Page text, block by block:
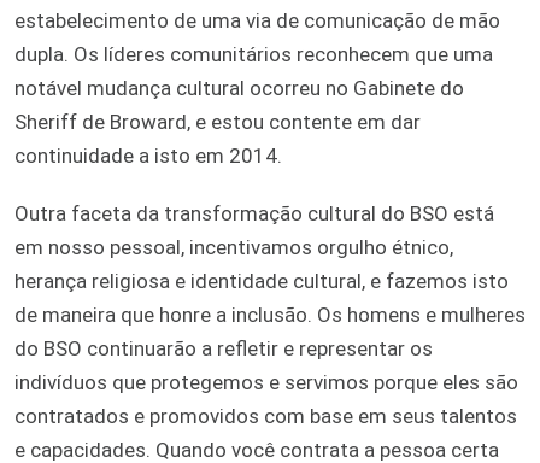
estabelecimento de uma via de comunicação de mão
dupla. Os líderes comunitários reconhecem que uma
notável mudança cultural ocorreu no Gabinete do
Sheriff de Broward, e estou contente em dar
continuidade a isto em 2014.
Outra faceta da transformação cultural do BSO está
em nosso pessoal, incentivamos orgulho étnico,
herança religiosa e identidade cultural, e fazemos isto
de maneira que honre a inclusão. Os homens e mulheres
do BSO continuarão a refletir e representar os
indivíduos que protegemos e servimos porque eles são
contratados e promovidos com base em seus talentos
e capacidades. Quando você contrata a pessoa certa